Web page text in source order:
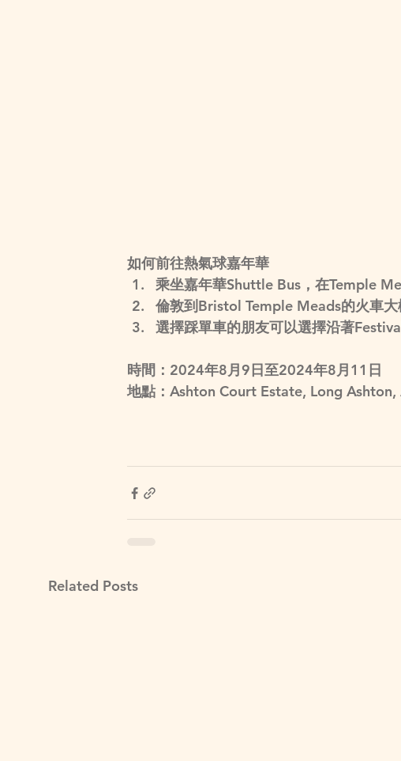
如何前往熱氣球嘉年華
乘坐嘉年華Shuttle Bus，在Temple
倫敦到Bristol Temple Meads的火車大
選擇踩單車的朋友可以選擇沿著
時間：2024年8月9日至2024年8月11日
地點：Ashton Court Estate, Long
Related Posts